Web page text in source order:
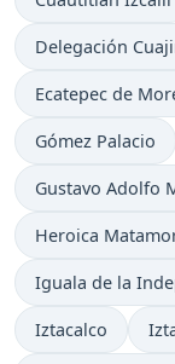
Delegación
Ecatepec de
Gómez Palacio
Gustavo Adolfo
Heroica
Iguala de la
Iztacalco